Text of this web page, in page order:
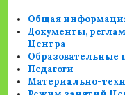
Общая информация
Документы,
Центра
Образовательные
Педагоги
Материально-